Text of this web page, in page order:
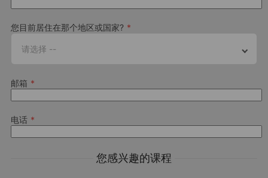
您目前居住在那个地区或国家?
请选择 --
邮箱
电话
您感兴趣的课程